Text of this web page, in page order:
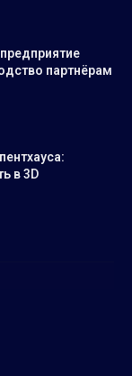
партнёрам
в 3D